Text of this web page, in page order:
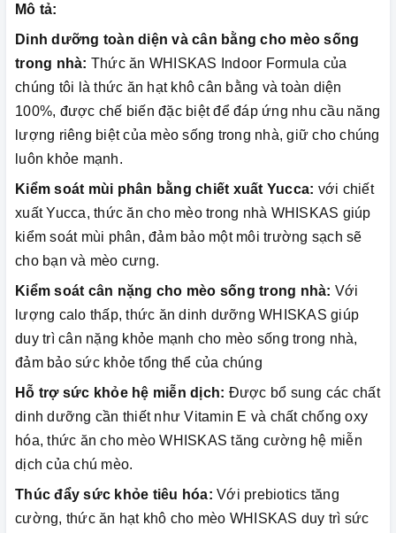
Mô tả:
Dinh dưỡng toàn diện và cân bằng cho mèo sống
trong nhà: Thức ăn WHISKAS Indoor Formula của
chúng tôi là thức ăn hạt khô cân bằng và toàn diện
100%, được chế biến đặc biệt để đáp ứng nhu cầu năng
lượng riêng biệt của mèo sống trong nhà, giữ cho chúng
luôn khỏe mạnh.
Kiểm soát mùi phân bằng chiết xuất Yucca: với chiết
xuất Yucca, thức ăn cho mèo trong nhà WHISKAS giúp
kiểm soát mùi phân, đảm bảo một môi trường sạch sẽ
cho bạn và mèo cưng.
Kiểm soát cân nặng cho mèo sống trong nhà: Với
lượng calo thấp, thức ăn dinh dưỡng WHISKAS giúp
duy trì cân nặng khỏe mạnh cho mèo sống trong nhà,
đảm bảo sức khỏe tổng thể của chúng
Hỗ trợ sức khỏe hệ miễn dịch: Được bổ sung các chất
dinh dưỡng cần thiết như Vitamin E và chất chống oxy
hóa, thức ăn cho mèo WHISKAS tăng cường hệ miễn
dịch của chú mèo.
Thúc đẩy sức khỏe tiêu hóa: Với prebiotics tăng
cường, thức ăn hạt khô cho mèo WHISKAS duy trì sức